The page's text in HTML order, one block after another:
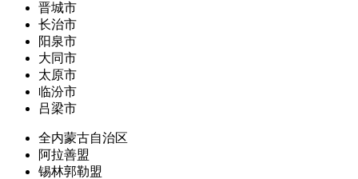
晋城市
长治市
阳泉市
大同市
太原市
临汾市
吕梁市
全内蒙古自治区
阿拉善盟
锡林郭勒盟